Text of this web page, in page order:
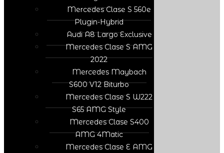
Mercedes Clase S 560e
Plugin-Hybrid
Audi A8 Largo Exclusive
Mercedes Clase S AMG
2022
Mercedes Maybach
S600 V12 Biturbo
Mercedes Clase S W222
S65 AMG Style
Mercedes Clase S400
AMG 4Matic
Mercedes Clase E AMG